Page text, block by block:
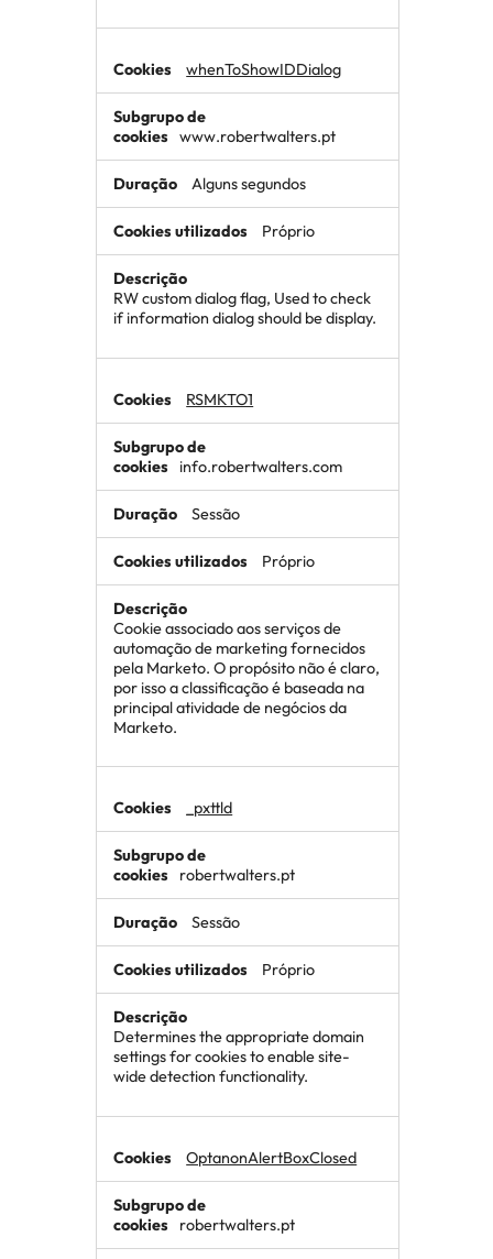
whenToShowIDDialog
www.robertwalters.pt
Alguns segundos
Próprio
RW custom dialog flag, Used to check
if information dialog should be display.
RSMKTO1
info.robertwalters.com
Sessão
Próprio
Cookie associado aos serviços de
automação de marketing fornecidos
pela Marketo. O propósito não é claro,
por isso a classificação é baseada na
principal atividade de negócios da
Marketo.
_pxttld
robertwalters.pt
Sessão
Próprio
Determines the appropriate domain
settings for cookies to enable site-
wide detection functionality.
OptanonAlertBoxClosed
robertwalters.pt